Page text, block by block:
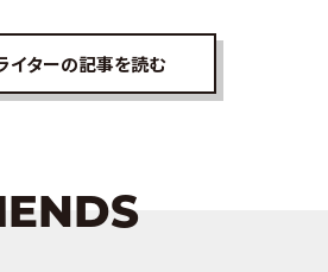
イターの記事を読む